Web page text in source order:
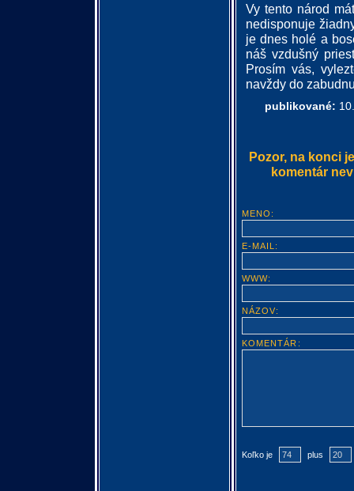
Vy tento národ
nedisponuje
je dnes holé a
náš vzdušný
Prosím vás,
navždy do
publikované:
Pozor, na konci
komentár
MENO:
E-MAIL:
WWW:
NÁZOV:
KOMENTÁR:
Koľko je plus